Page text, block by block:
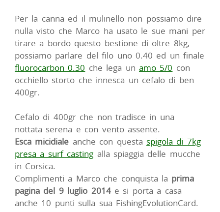
Per la canna ed il mulinello non possiamo dire
nulla visto che Marco ha usato le sue mani per
tirare a bordo questo bestione di oltre 8kg,
possiamo parlare del filo uno 0.40 ed un finale
fluorocarbon 0.30 che lega unamo 5/0 con
occhiello storto che innesca un cefalo di ben
400gr.
Cefalo di 400gr che non tradisce in una
nottata serena e con vento assente.
Esca micidiale anche con questa spigola di 7kg
presa a surf casting alla spiaggia delle mucche
in Corsica.
Complimenti a Marco che conquista la prima
pagina del 9 luglio 2014e si porta a casa
anche 10 punti sulla sua FishingEvolutionCard.